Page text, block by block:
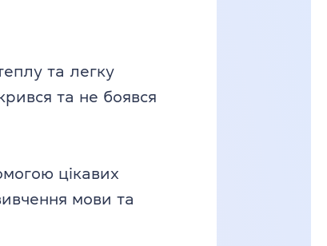
та легку
та не боявся
цікавих
мови та